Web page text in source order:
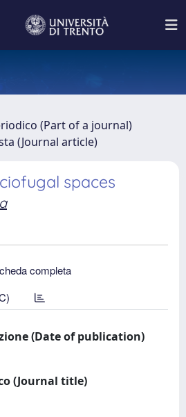
(Part of a journal)
(Journal article)
spaces
completa
(Date of publication)
(Journal title)